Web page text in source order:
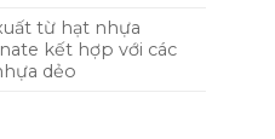
từ hạt nhựa
kết hợp với các
dẻo